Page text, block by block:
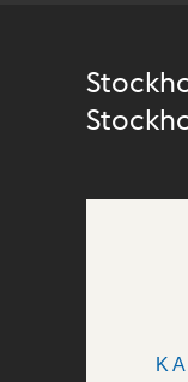
K